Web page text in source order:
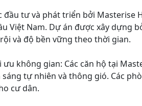
đầu tư và phát triển bởi
Việt Nam. Dự án được xây dựng
và độ bền vững theo thời gian.
không gian: Các căn hộ tại
tự nhiên và thông gió. Các
cư dân.